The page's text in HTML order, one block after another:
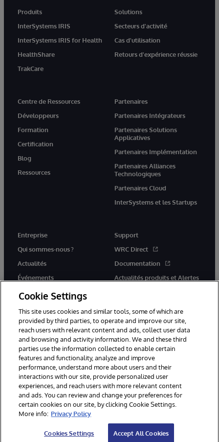
Produits
InterSystems IRIS
InterSystems IRIS for Health
HealthShare
TrakCare
Solutions
Secteurs d'activité
Cas d'utilisation
Retours d'expérience réussie
Centre de Ressources
Développeurs
Formation
Certification
Blog
Ressources
Partenaires
Partenaires Intégrateurs
Partenaires Solutions
Applicatives
Partenaires Implémentation
Partenaires Alliances
Technologiques
Partenaires Cloud
InterSystems et les Startups
Entreprise
Qui sommes-nous ?
Actualités
Événements
Rejoignez-nous
Support
WRC Direct
Documentation
Actualités produits et Alertes
© 1996-2026 InterSystems Corporation, Cambridge, MA. Tous droits
réservés.
Mentions légales
Déclaration de confidentialité d'InterSystems Corporation
Accessibilité
Cookie Settings
This site uses cookies and similar tools, some of which are
provided by third parties, to operate and improve our site,
reach users with relevant content and ads, collect user data
and browsing and activity information. We and these third
parties use the information collected to enable certain
features and functionality, analyze and improve
performance, understand more about users and their
interactions with our site, provide personalized user
experiences, and reach users with more relevant content
and ads. You can review and change your preferences for
certain cookies on our site, by clicking Cookie Settings.
More info: Privacy Policy
Cookies Settings Accept All Cookies